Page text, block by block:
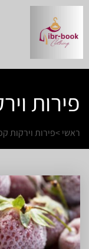
פירות
ראשי >פירות וירקות